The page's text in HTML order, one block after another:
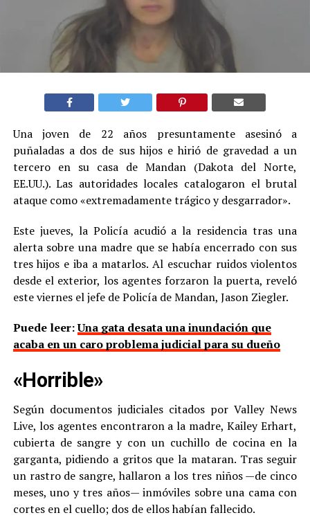
Una joven de 22 años presuntamente asesinó a
puñaladas a dos de sus hijos e hirió de gravedad a un
tercero en su casa de Mandan (Dakota del Norte,
EE.UU.). Las autoridades locales catalogaron el brutal
ataque como «extremadamente trágico y desgarrador».
Este jueves, la Policía acudió a la residencia tras una
alerta sobre una madre que se había encerrado con sus
tres hijos e iba a matarlos. Al escuchar ruidos violentos
desde el exterior, los agentes forzaron la puerta, reveló
este viernes el jefe de Policía de Mandan, Jason Ziegler.
Puede leer:Una gata desata una inundación que
acaba en un caro problema judicial para su dueño
«Horrible»
Según documentos judiciales citados por Valley News
Live, los agentes encontraron a la madre, Kailey Erhart,
cubierta de sangre y con un cuchillo de cocina en la
garganta, pidiendo a gritos que la mataran. Tras seguir
un rastro de sangre, hallaron a los tres niños —de cinco
meses, uno y tres años— inmóviles sobre una cama con
cortes en el cuello; dos de ellos habían fallecido.